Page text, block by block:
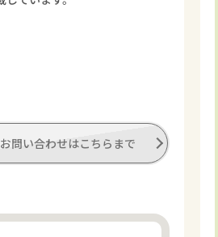
問い合わせはこちらまで